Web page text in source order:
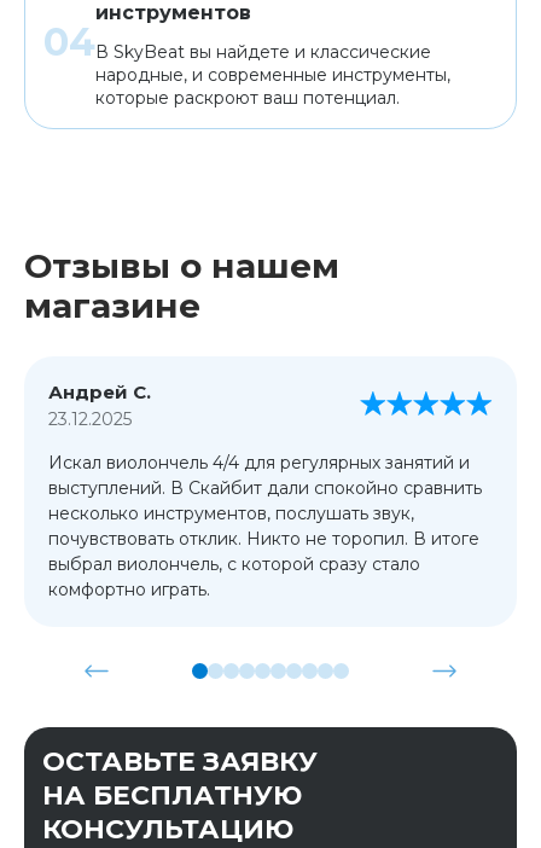
инструментов
В SkyBeat вы найдете и классические
народные, и современные инструменты,
которые раскроют ваш потенциал.
Отзывы о нашем
магазине
Андрей С.
23.12.2025
Искал виолончель 4/4 для регулярных занятий и
выступлений. В Скайбит дали спокойно сравнить
несколько инструментов, послушать звук,
почувствовать отклик. Никто не торопил. В итоге
выбрал виолончель, с которой сразу стало
комфортно играть.
ОСТАВЬТЕ ЗАЯВКУ
НА БЕСПЛАТНУЮ
КОНСУЛЬТАЦИЮ